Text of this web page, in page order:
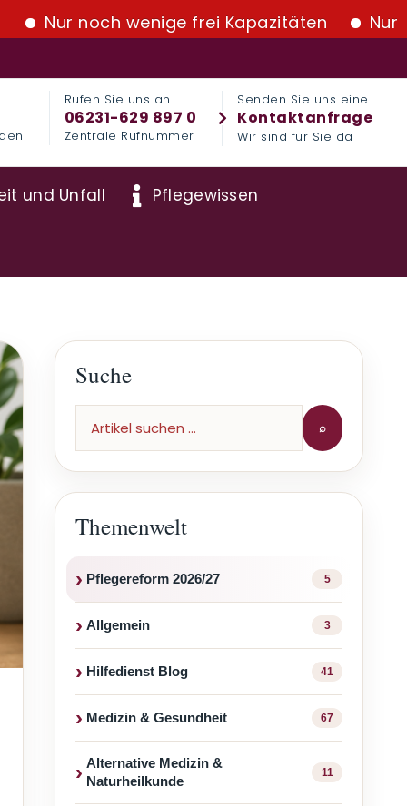
noch wenige frei Kapazitäten Nur noch
Rufen Sie uns an
06231-629 897 0
Zentrale Rufnummer
Senden Sie uns eine
Kontaktanfrage
Wir sind für Sie da
und Unfall Pflegewissen
Suche
⌕
Themenwelt
Pflegereform 2026/27 5
Allgemein 3
Hilfedienst Blog 41
Medizin & Gesundheit 67
Alternative Medizin &
Naturheilkunde
11